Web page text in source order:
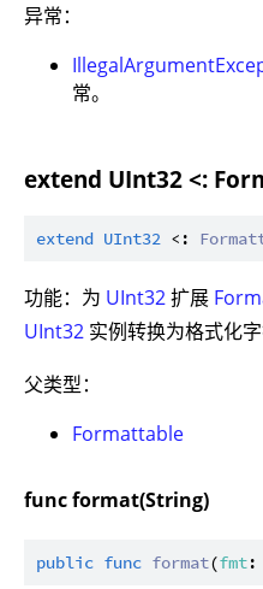
异常：
常。
extend UInt32 <:
extend UInt32 <:
功能：为 UInt32扩展
UInt32 实例转换为格式化字
父类型：
Formattable
func format(String)
public func format(fmt: